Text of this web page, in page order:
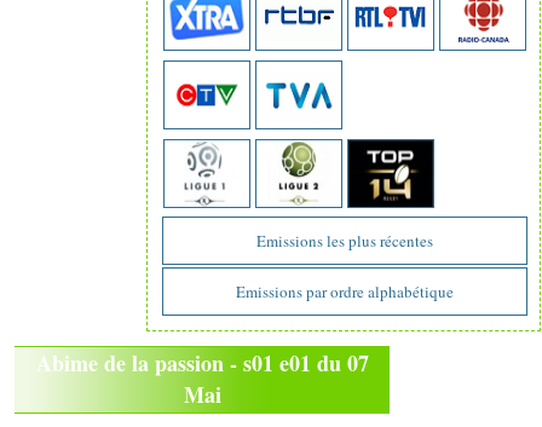
Emissions les plus récentes
Emissions par ordre alphabétique
Abime de la passion - s01 e01 du 07
Mai